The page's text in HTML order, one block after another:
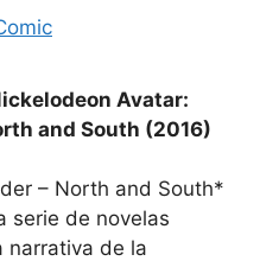
Avatar:
and South (2016)
– North and South*
serie de novelas
narrativa de la